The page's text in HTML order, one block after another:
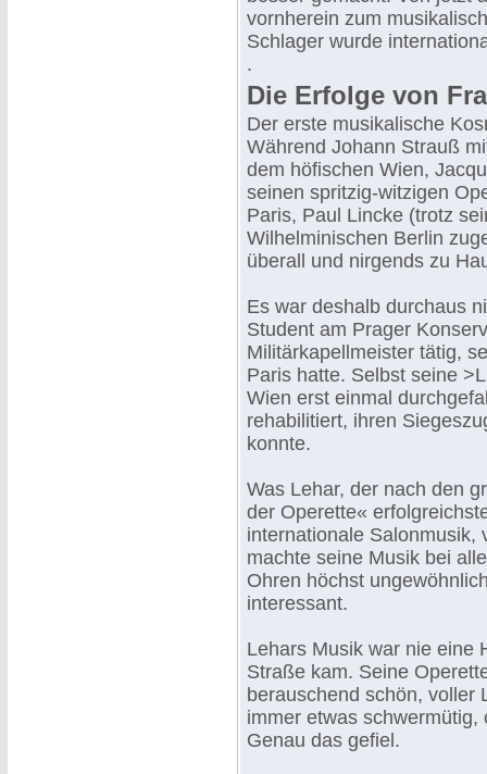
vornherein zum
Schlager wurde
.
Die Erfolge von
Der erste musikalische
Während Johann Strauß
dem höfischen Wien,
seinen spritzig-witzigen
Paris, Paul Lincke (trotz
Wilhelminischen Berlin
überall und nirgends zu
Es war deshalb durchaus
Student am Prager
Militärkapellmeister tätig,
Paris hatte. Selbst seine
Wien erst einmal
rehabilitiert, ihren
konnte.
Was Lehar, der nach den
der Operette«
internationale Salonmusik,
machte seine Musik bei
Ohren höchst
interessant.
Lehars Musik war nie eine
Straße kam. Seine
berauschend schön, voller
immer etwas
Genau das gefiel.